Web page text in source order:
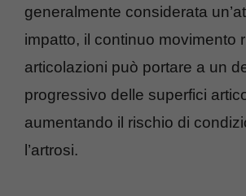
generalmente considerata
impatto, il continuo movimento
articolazioni può portare a un
progressivo delle superfici
aumentando il rischio di
l’artrosi.